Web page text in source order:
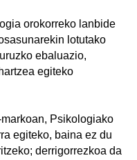
orokorreko lanbide
lotutako
ebaluazio,
egiteko
Psikologiako
egiteko, baina ez du
derrigorrezkoa da